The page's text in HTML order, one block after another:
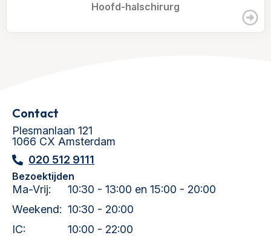
Hoofd-halschirurg
Contact
Plesmanlaan 121
1066 CX Amsterdam
020 512 9111
Bezoektijden
Ma-Vrij:
10:30 - 13:00 en 15:00 - 20:00
Weekend: 10:30 - 20:00
IC:
10:00 - 22:00